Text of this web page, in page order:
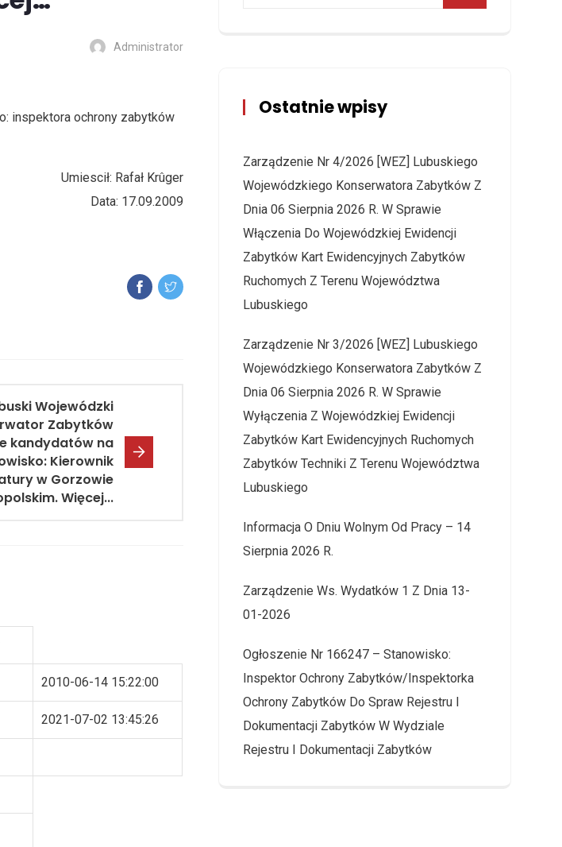
Administrator
inspektora ochrony zabytków
Umiescił: Rafał Krûger
Data: 17.09.2009
Wojewódzki
Zabytków
kandydatów na
Kierownik
w Gorzowie
Więcej...
2010-06-14 15:22:00
2021-07-02 13:45:26
Ostatnie wpisy
Zarządzenie Nr 4/2026 [WEZ] Lubuskiego
Wojewódzkiego Konserwatora Zabytków Z
Dnia 06 Sierpnia 2026 R. W Sprawie
Włączenia Do Wojewódzkiej Ewidencji
Zabytków Kart Ewidencyjnych Zabytków
Ruchomych Z Terenu Województwa
Lubuskiego
Zarządzenie Nr 3/2026 [WEZ] Lubuskiego
Wojewódzkiego Konserwatora Zabytków Z
Dnia 06 Sierpnia 2026 R. W Sprawie
Wyłączenia Z Wojewódzkiej Ewidencji
Zabytków Kart Ewidencyjnych Ruchomych
Zabytków Techniki Z Terenu Województwa
Lubuskiego
Informacja O Dniu Wolnym Od Pracy – 14
Sierpnia 2026 R.
Zarządzenie Ws. Wydatków 1 Z Dnia 13-
01-2026
Ogłoszenie Nr 166247 – Stanowisko:
Inspektor Ochrony Zabytków/Inspektorka
Ochrony Zabytków Do Spraw Rejestru I
Dokumentacji Zabytków W Wydziale
Rejestru I Dokumentacji Zabytków